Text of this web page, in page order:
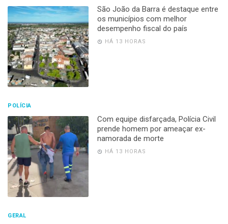
São João da Barra é destaque entre
os municípios com melhor
desempenho fiscal do país
HÁ 13 HORAS
POLÍCIA
Com equipe disfarçada, Polícia Civil
prende homem por ameaçar ex-
namorada de morte
HÁ 13 HORAS
GERAL